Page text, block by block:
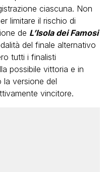
ciascuna. Non
limitare il rischio di
de L’Isola dei Famosi
del finale alternativo
tutti i finalisti
possibile vittoria e in
la versione del
vincitore.